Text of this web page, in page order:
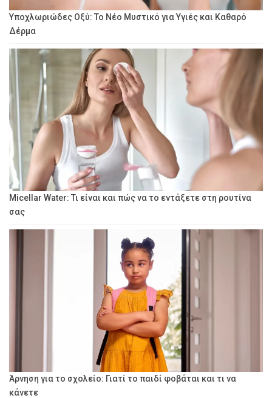
Υποχλωριώδες Οξύ: Το Νέο Μυστικό για Υγιές και Καθαρό
Δέρμα
Micellar Water: Τι είναι και πώς να το εντάξετε στη ρουτίνα
σας
Άρνηση για το σχολείο: Γιατί το παιδί φοβάται και τι να
κάνετε